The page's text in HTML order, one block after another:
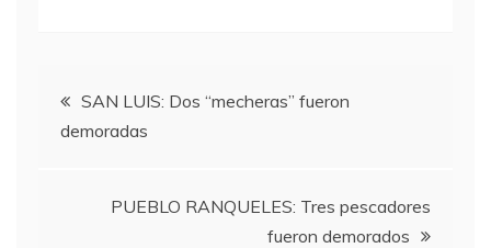
b
o
k
a A
Navegación
de
entradas
SAN LUIS: Dos “mecheras” fueron
demoradas
PUEBLO RANQUELES: Tres pescadores
fueron demorados